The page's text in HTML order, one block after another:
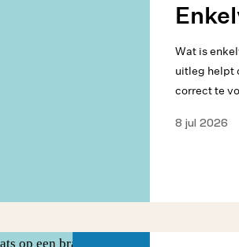
Wat is
uitleg helpt
correct te
8 jul 2026